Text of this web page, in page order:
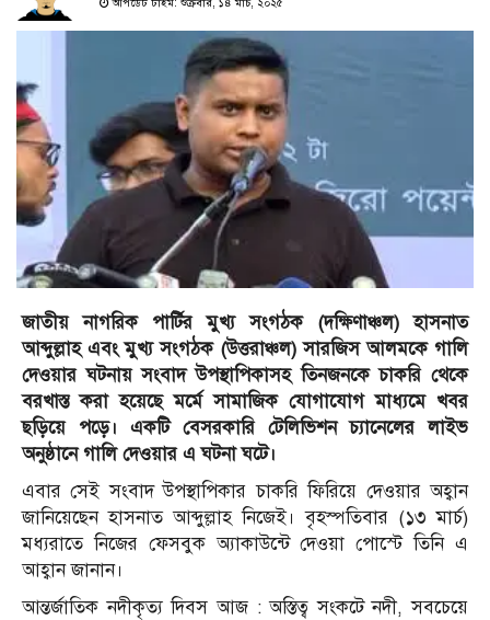
আপডেট টাইম: শুক্রবার, ১৪ মার্চ, ২০২৫
জাতীয় নাগরিক পার্টির মুখ্য সংগঠক (দক্ষিণাঞ্চল) হাসনাত
আব্দুল্লাহ এবং মুখ্য সংগঠক (উত্তরাঞ্চল) সারজিস আলমকে গালি
দেওয়ার ঘটনায় সংবাদ উপস্থাপিকাসহ তিনজনকে চাকরি থেকে
বরখাস্ত করা হয়েছে মর্মে সামাজিক যোগাযোগ মাধ্যমে খবর
ছড়িয়ে পড়ে। একটি বেসরকারি টেলিভিশন চ্যানেলের লাইভ
অনুষ্ঠানে গালি দেওয়ার এ ঘটনা ঘটে।
এবার সেই সংবাদ উপস্থাপিকার চাকরি ফিরিয়ে দেওয়ার অহ্বান
জানিয়েছেন হাসনাত আব্দুল্লাহ নিজেই। বৃহস্পতিবার (১৩ মার্চ)
মধ্যরাতে নিজের ফেসবুক অ্যাকাউন্টে দেওয়া পোস্টে তিনি এ
আহ্বান জানান।
আন্তর্জাতিক নদীকৃত্য দিবস আজ : অস্তিত্ব সংকটে নদী, সবচেয়ে